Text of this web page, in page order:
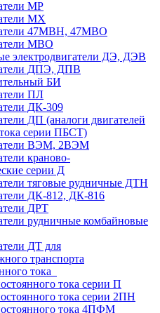
МР
MX
47MBH, 47МВО
MBO
электродвигатели ДЭ, ДЭВ
ДПЭ, ДПВ
БИ
ПЛ
ДК-309
ДП (аналоги двигателей
серии ПБСТ)
ВЭМ, 2ВЭМ
краново-
серии Д
тяговые рудничные ДТН
ДК-812, ДК-816
ДРТ
рудничные комбайновые
ДТ для
транспорта
тока
тока серии П
тока серии 2ПН
тока 4ПФМ